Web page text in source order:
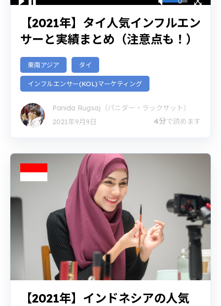
【2021年】タイ人気インフルエン
サーと実績まとめ（注意点も！）
東南アジア タイ
インフルエンサー(KOL)マーケティング
Panida Rugsaj（パニダー・ラックサット）
2021年9月9日
4分で読めます
【2021年】インドネシアの人気